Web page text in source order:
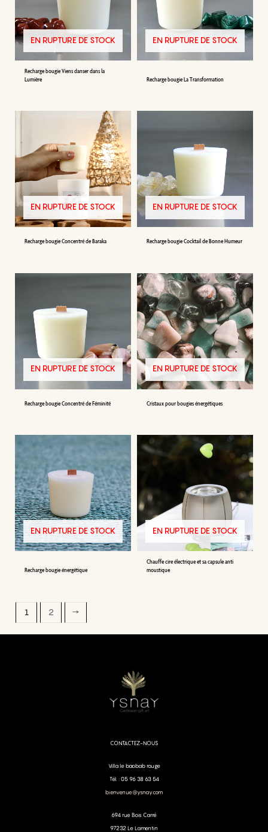
EN RUPTURE DE STOCK
Recharge bougie Viens danser dans la
Lumière
EN RUPTURE DE STOCK
Recharge bougie La Transformation
EN RUPTURE DE STOCK
Recharge bougie Concentré de Baraka
EN RUPTURE DE STOCK
Recharge bougie Cocktail de Bonne Humeur
EN RUPTURE DE STOCK
Recharge bougie Concentré de Féminité
EN RUPTURE DE STOCK
Cristaux pour bougies énergétiques
EN RUPTURE DE STOCK
Recharge bougie énergétique
EN RUPTURE DE STOCK
Chauffe cire électrique et sa capsule anti
moustique
1 2 →
CONTACTEZ-NOUS
Villa le baobab rouge
Tél. : 05 96 38 63 54
bienvenue@ysnay.com
694 rue Bois Carré
97232 Le Lamentin